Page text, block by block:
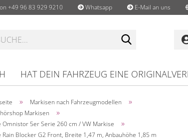
+49 96 83 929 9210 Whatsapp E-Mail an uns
HAT DEIN FAHRZEUG EINE
» Markisen nach Fahrzeugmodellen »
Markisen »
Omnistor 5er Serie 260 cm / VW Markise »
Rain Blocker G2 Front, Breite 1,47 m, Anbauhöhe 1,85 m